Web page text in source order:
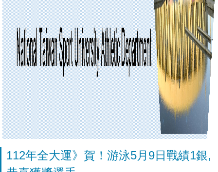
112年全大運》賀！游泳5月9日戰績1銀,